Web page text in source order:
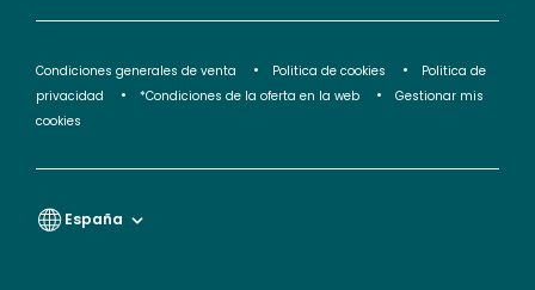
Condiciones generales de venta Politica de cookies
Politica de
privacidad
*Condiciones de la oferta en la web
Gestionar mis
cookies
España